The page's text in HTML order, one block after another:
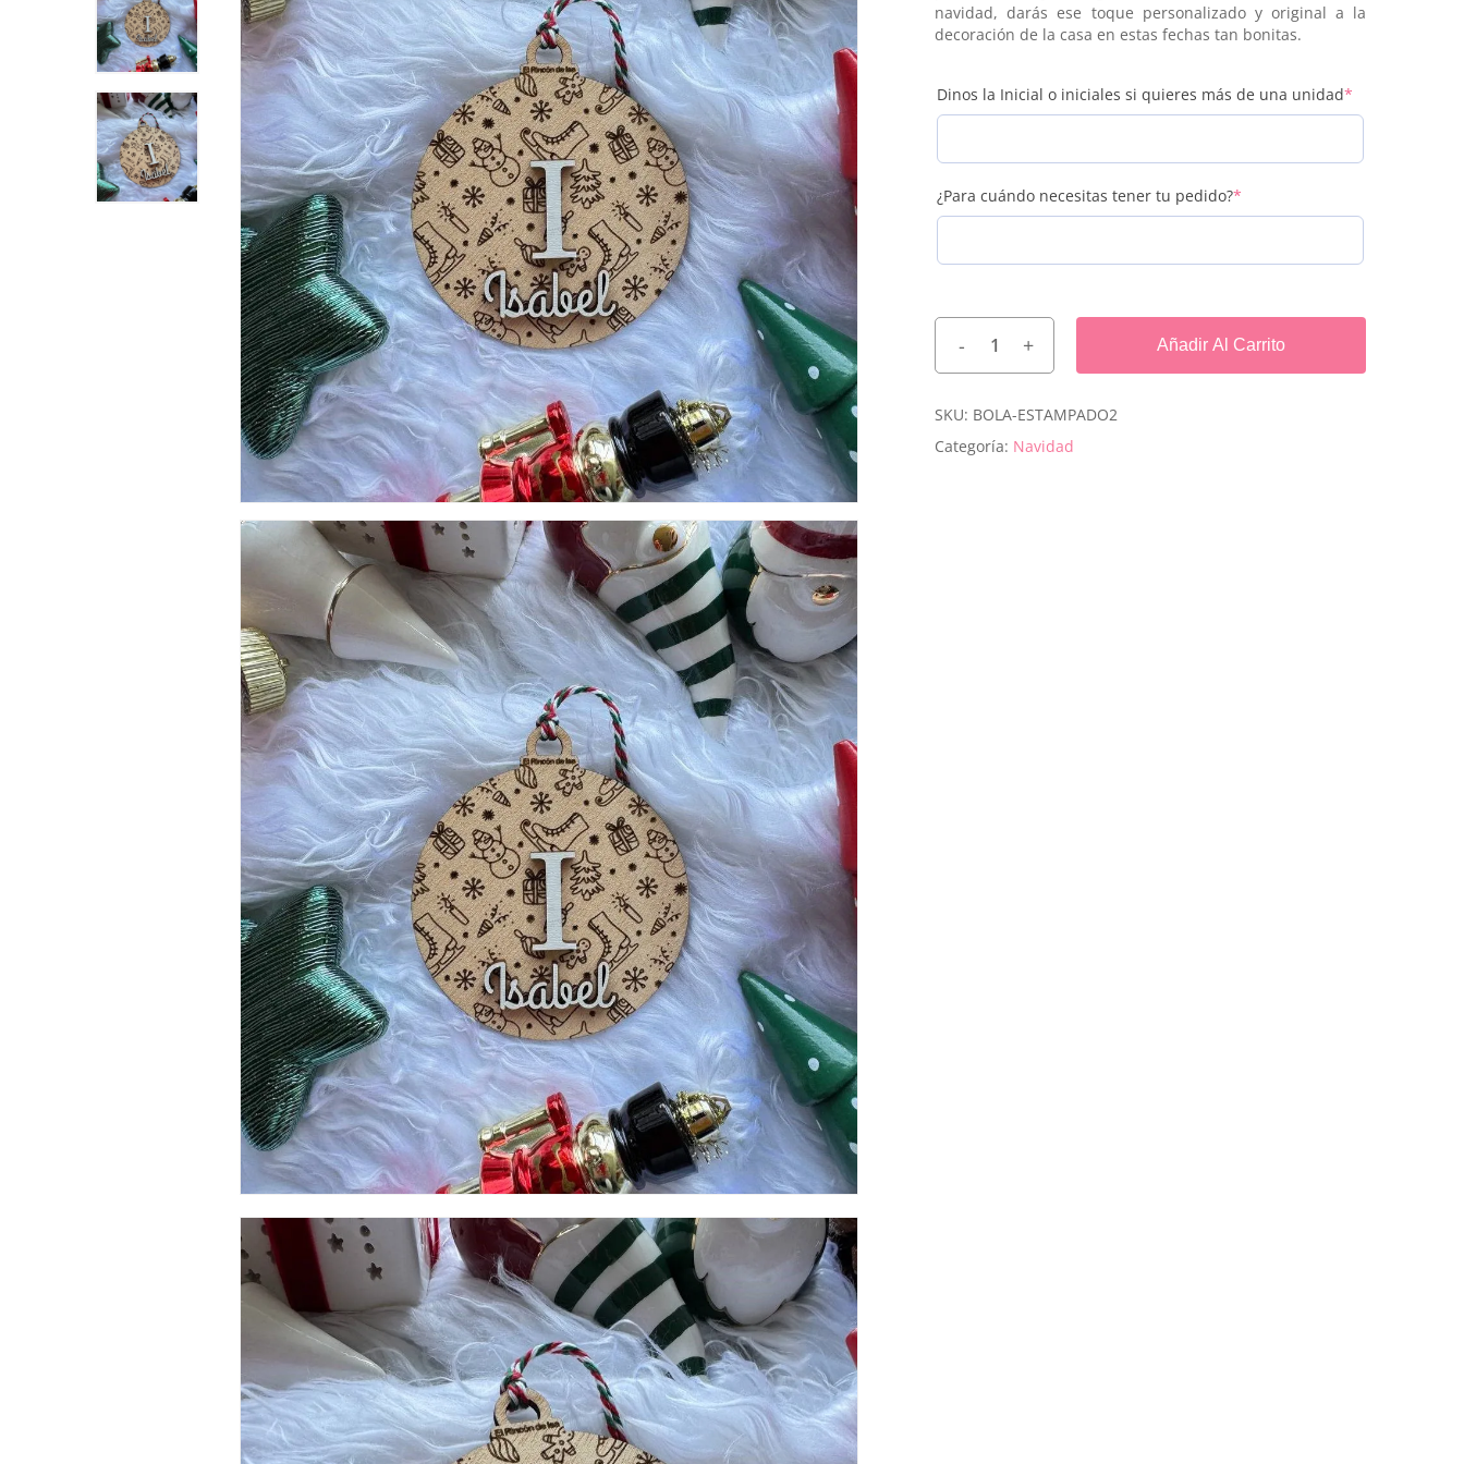
Joyeros
Petacas
navidad, darás ese toque personalizado y original a la
decoración de la casa en estas fechas tan bonitas.
Dinos la Inicial o iniciales si quieres más de una unidad*
¿Para cuándo necesitas tener tu pedido?*
Añadir Al Carrito
SKU: BOLA-ESTAMPADO2
Categoría: Navidad